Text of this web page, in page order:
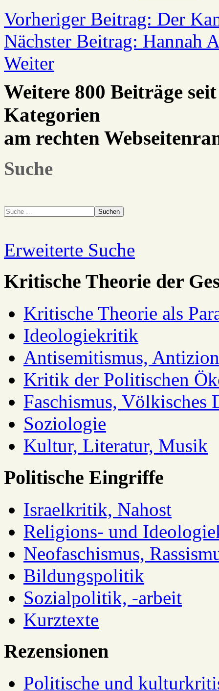
Vorheriger Beitrag: Der
Nächster Beitrag: Hannah
Weiter
Weitere 800 Beiträge
Kategorien
am rechten
Suche
Suchen
Erweiterte Suche
Kritische Theorie der
Kritische Theorie als
Ideologiekritik
Antisemitismus,
Kritik der Politischen
Faschismus, Völkisches
Soziologie
Kultur, Literatur, Musik
Politische Eingriffe
Israelkritik, Nahost
Religions- und
Neofaschismus,
Bildungspolitik
Sozialpolitik, -arbeit
Kurztexte
Rezensionen
Politische und